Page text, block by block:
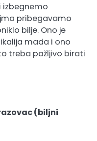
izbegnemo
pribegavamo
bilje. Ono je
mada i ono
treba pažljivo birati
(biljni